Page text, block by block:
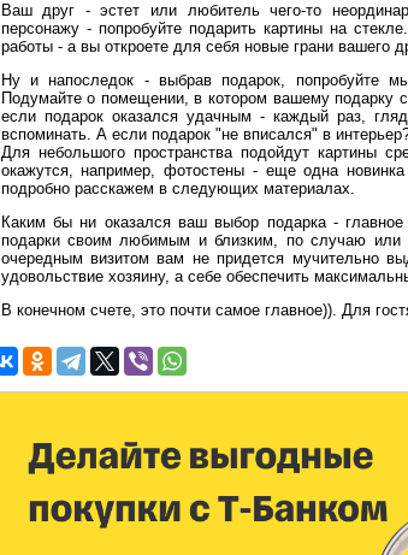
Ваш друг - эстет или любитель чего-то
персонажу - попробуйте подарить картины на
работы - а вы откроете для себя новые грани вашего
Ну и напоследок - выбрав подарок, попробуйте
Подумайте о помещении, в котором вашему подарку
если подарок оказался удачным - каждый раз,
вспоминать. А если подарок "не вписался" в
Для небольшого пространства подойдут картины
окажутся, например, фотостены - еще одна
подробно расскажем в следующих материалах.
Каким бы ни оказался ваш выбор подарка -
подарки своим любимым и близким, по случаю или
очередным визитом вам не придется мучительно
удовольствие хозяину, а себе обеспечить
В конечном счете, это почти самое главное)). Для